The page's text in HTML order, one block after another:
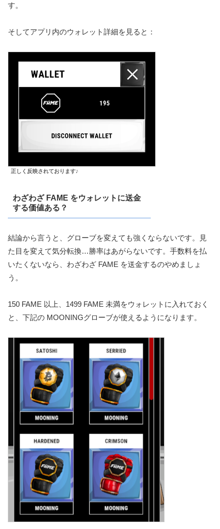
す。
そしてアプリ内のウォレット詳細を見ると：
正しく反映されております♪
わざわざ FAME をウォレットに送金
する価値ある？
結論から言うと、グローブを変えても強くならないです。見
た目を変えて気分転換…勝率はあがらないです。手数料を払
いたくないなら、わざわざ FAME を送金するのやめましょ
う。
150 FAME 以上、1499 FAME 未満をウォレットに入れておく
と、下記の MOONINGグローブが使えるようになります。